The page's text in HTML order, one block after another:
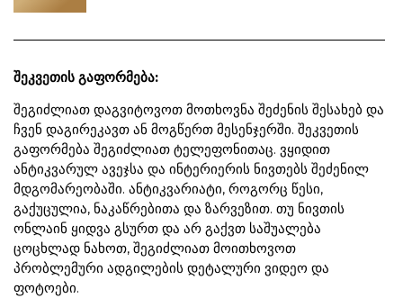
შეკვეთის გაფორმება:
შეგიძლიათ დაგვიტოვოთ მოთხოვნა შეძენის შესახებ და
ჩვენ დაგირეკავთ ან მოგწერთ მესენჯერში. შეკვეთის
გაფორმება შეგიძლიათ ტელეფონითაც. ვყიდით
ანტიკვარულ ავეჯსა და ინტერიერის ნივთებს შეძენილ
მდგომარეობაში. ანტიკვარიატი, როგორც წესი,
გაქუცულია, ნაკაწრებითა და ზარვეზით. თუ ნივთის
ონლაინ ყიდვა გსურთ და არ გაქვთ საშუალება
ცოცხლად ნახოთ, შეგიძლიათ მოითხოვოთ
პრობლემური ადგილების დეტალური ვიდეო და
ფოტოები.